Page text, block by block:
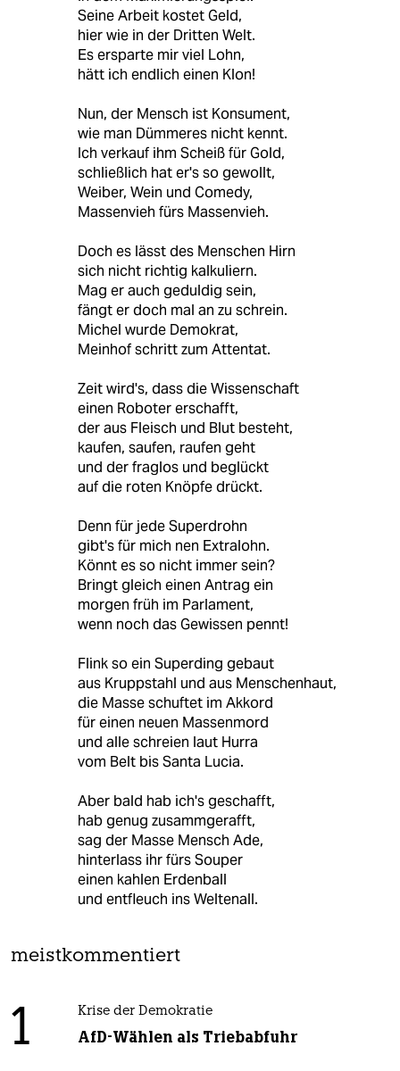
Seine Arbeit kostet Geld,
hier wie in der Dritten Welt.
Es ersparte mir viel Lohn,
hätt ich endlich einen Klon!
Nun, der Mensch ist Konsument,
wie man Dümmeres nicht kennt.
Ich verkauf ihm Scheiß für Gold,
schließlich hat er's so gewollt,
Weiber, Wein und Comedy,
Massenvieh fürs Massenvieh.
Doch es lässt des Menschen Hirn
sich nicht richtig kalkuliern.
Mag er auch geduldig sein,
fängt er doch mal an zu schrein.
Michel wurde Demokrat,
Meinhof schritt zum Attentat.
Zeit wird's, dass die Wissenschaft
einen Roboter erschafft,
der aus Fleisch und Blut besteht,
kaufen, saufen, raufen geht
und der fraglos und beglückt
auf die roten Knöpfe drückt.
Denn für jede Superdrohn
gibt's für mich nen Extralohn.
Könnt es so nicht immer sein?
Bringt gleich einen Antrag ein
morgen früh im Parlament,
wenn noch das Gewissen pennt!
Flink so ein Superding gebaut
aus Kruppstahl und aus Menschenhaut,
die Masse schuftet im Akkord
für einen neuen Massenmord
und alle schreien laut Hurra
vom Belt bis Santa Lucia.
Aber bald hab ich's geschafft,
hab genug zusammgerafft,
sag der Masse Mensch Ade,
hinterlass ihr fürs Souper
einen kahlen Erdenball
und entfleuch ins Weltenall.
meistkommentiert
1 Krise der Demokratie
AfD-Wählen als Triebabfuhr